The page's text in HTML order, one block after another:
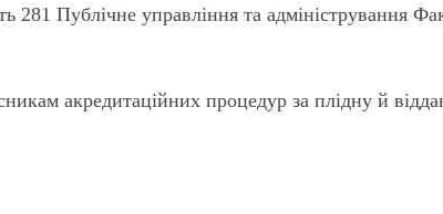
281 Публічне управління та адміністрування
акредитаційних процедур за плідну й